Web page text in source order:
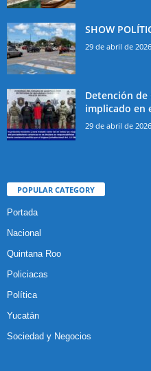
SHOW
29 de abril de 2026
Detención de
implicado en
29 de abril de 2026
POPULAR CATEGORY
Portada
Nacional
Quintana Roo
Policiacas
Política
Yucatán
Sociedad y Negocios